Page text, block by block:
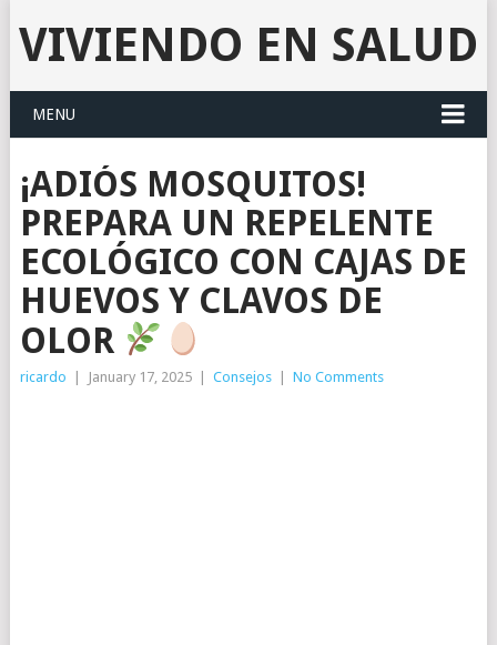
VIVIENDO EN SALUD
MENU
¡ADIÓS MOSQUITOS!
PREPARA UN REPELENTE
ECOLÓGICO CON CAJAS DE
HUEVOS Y CLAVOS DE
OLOR
ricardo January 17, 2025 Consejos No Comments